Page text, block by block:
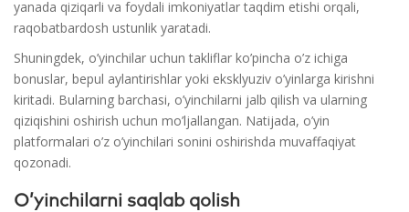
yanada qiziqarli va foydali imkoniyatlar taqdim etishi orqali,
raqobatbardosh ustunlik yaratadi.
Shuningdek, o’yinchilar uchun takliflar ko’pincha o’z ichiga
bonuslar, bepul aylantirishlar yoki eksklyuziv o’yinlarga kirishni
kiritadi. Bularning barchasi, o’yinchilarni jalb qilish va ularning
qiziqishini oshirish uchun mo’ljallangan. Natijada, o’yin
platformalari o’z o’yinchilari sonini oshirishda muvaffaqiyat
qozonadi.
O’yinchilarni saqlab qolish